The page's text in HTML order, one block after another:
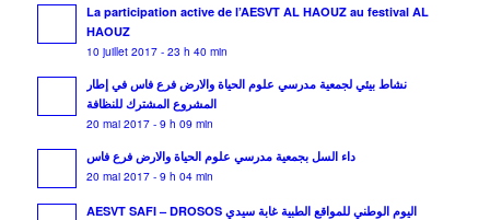
La participation active de l’AESVT AL HAOUZ au festival AL
HAOUZ
10 juillet 2017 - 23 h 40 min
نشاط بيئي لجمعية مدرسي علوم الحياة والارض فرع فاس في إطار
المشروع المشترك للنظافة
20 mai 2017 - 9 h 09 min
داء السل بجمعية مدرسي علوم الحياة والارض فرع فاس
20 mai 2017 - 9 h 04 min
AESVT SAFI – DROSOS اليوم الوطني للمواقع الطبية غابة سيدي